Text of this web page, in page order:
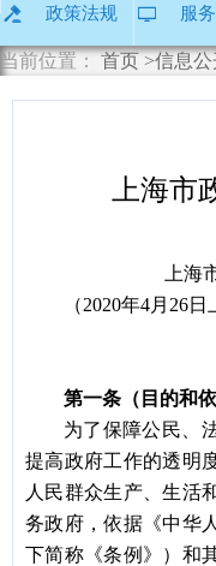
到
主
要
内
政策法规 服
当前位置： 首页 >信息
上海市
上海
（2020年4月26日
第一条（目的和依
为了保障公民、
提高政府工作的透明
人民群众生产、生活
务政府，依据《中华
下简称《条例》）和